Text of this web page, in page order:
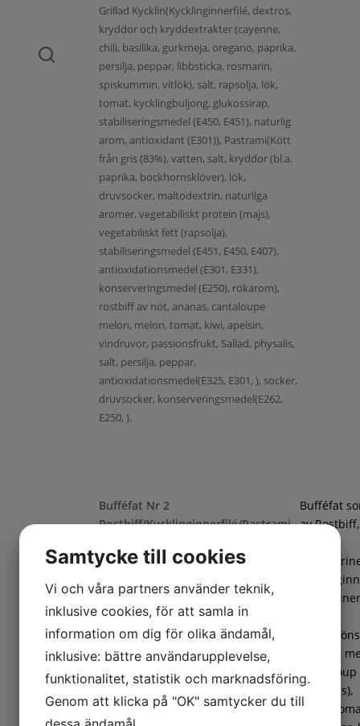
Grillad Kycklin(Kycklinginnerfilé, dextros,
kryddor och kryddextrakter (cayenne,
chili, basilika, gurkmeja, oregano, paprika,
persilja, peppar, libbsticka, rosmarin,
spiskummin, vitlök), salt, rapsolja, lök,
tomat, kycklingbuljong, glukossirap,
stabiliseringsmedel (E450, E451), naturlig
arom, antioxidant (E301)), Pastrami(Kött
från gris (83%), vatten, salt, kryddor (bl.a.
paprika, bockhornsklöver), lök,
druvsocker, maltodextrin, naturliga
aromer, vegetabiliskt protein (majs),
vegetabiliskt fett (rapsolja),
stabiliseringsmedel (E451, E450, E407),
antioxidationsmedel (E301, E331),
konserveringsmedel (E250), rökarom),
rostbiff av nöt, ananas, cantaloupe
melon, melon, tomat, kiwi, apelsin,
vindruvor, passionsfrukt, Sallad, physalis,
salt, persilja, peppar,
antioxidationsmedel(E325, E301, ), socker,
druvsocker, konserveringsmedel(E262,
E250, ),
Bufféfat Nr 2
Rostbiff/Kycklinginnerfilé/Pastrami
Penne örtmarinerad(Pasta (DURUMVETE,
vatten), marinad (vatten, rapsolja, salt,
Bufféfat
av
frukt/
ananas,
honungs),
Samtycke till cookies
Vi och våra partners använder teknik,
inklusive cookies, för att samla in
information om dig för olika ändamål,
inklusive: bättre användarupplevelse,
funktionalitet, statistik och marknadsföring.
Genom att klicka på "OK" samtycker du till